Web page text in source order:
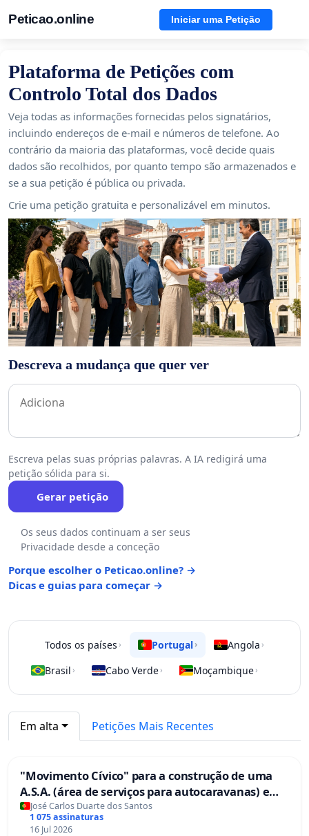
Peticao.online Iniciar uma Petição
Plataforma de Petições com
Controlo Total dos Dados
Veja todas as informações fornecidas pelos signatários,
incluindo endereços de e-mail e números de telefone. Ao
contrário da maioria das plataformas, você decide quais
dados são recolhidos, por quanto tempo são armazenados e
se a sua petição é pública ou privada.
Crie uma petição gratuita e personalizável em minutos.
Descreva a mudança que quer ver
Escreva pelas suas próprias palavras. A IA redigirá uma
petição sólida para si.
Gerar petição
Os seus dados continuam a ser seus
Privacidade desde a conceção
Porque escolher o Peticao.online? →
Dicas e guias para começar →
Todos os países › Portugal› Angola ›
Brasil › Cabo Verde› Moçambique›
Em alta Petições Mais Recentes
"Movimento Cívico" para a construção de uma
A.S.A. (área de serviços para autocaravanas) em
Coimbra
José Carlos Duarte dos Santos
1 075 assinaturas
16 Jul 2026